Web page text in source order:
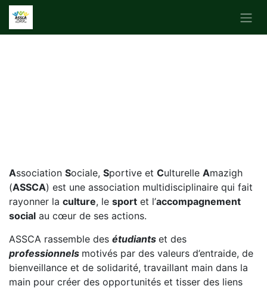
Se rendre au contenu
Association Sociale, Sportive et Culturelle Amazigh
(ASSCA) est une association multidisciplinaire qui fait
rayonner la culture, le sport et l’accompagnement
social au cœur de ses actions.
ASSCA rassemble des étudiants et des
professionnels motivés par des valeurs d’entraide, de
bienveillance et de solidarité, travaillant main dans la
main pour créer des opportunités et tisser des liens